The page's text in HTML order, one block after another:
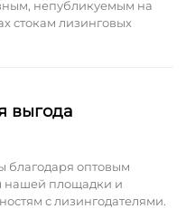
непубликуемым на
стокам лизинговых
выгода
благодаря оптовым
нашей площадки и
с лизингодателями.